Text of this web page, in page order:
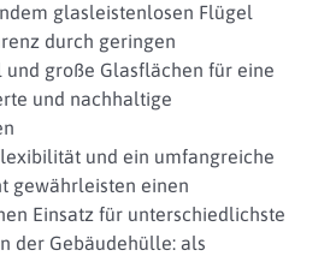
glasleistenlosen Flügel
durch geringen
und große Glasflächen für eine
und nachhaltige
und ein umfangreiche
gewährleisten einen
Einsatz für unterschiedlichste
der Gebäudehülle: als